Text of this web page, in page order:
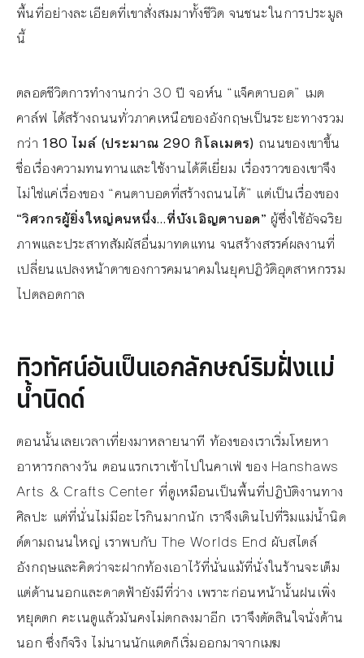
พื้นที่อย่างละเอียดที่เขาสั่งสมมาทั้งชีวิต จนชนะในการประมูล
นี้
ตลอดชีวิตการทำงานกว่า 30 ปี จอห์น “แจ็คตาบอด” เมต
คาล์ฟ ได้สร้างถนนทั่วภาคเหนือของอังกฤษเป็นระยะทางรวม
กว่า 180 ไมล์ (ประมาณ 290 กิโลเมตร) ถนนของเขาขึ้น
ชื่อเรื่องความทนทานและใช้งานได้ดีเยี่ยม เรื่องราวของเขาจึง
ไม่ใช่แค่เรื่องของ “คนตาบอดที่สร้างถนนได้” แต่เป็นเรื่องของ
“วิศวกรผู้ยิ่งใหญ่คนหนึ่ง…ที่บังเอิญตาบอด” ผู้ซึ่งใช้อัจฉริย
ภาพและประสาทสัมผัสอื่นมาทดแทน จนสร้างสรรค์ผลงานที่
เปลี่ยนแปลงหน้าตาของการคมนาคมในยุคปฏิวัติอุตสาหกรรม
ไปตลอดกาล
ทิวทัศน์อันเป็นเอกลักษณ์ริมฝั่งแม่
น้ำนิดด์
ตอนนั้นเลยเวลาเที่ยงมาหลายนาที ท้องของเราเริ่มโหยหา
อาหารกลางวัน ตอนแรกเราเข้าไปในคาเฟ่ ของ Hanshaws
Arts & Crafts Center ที่ดูเหมือนเป็นพื้นที่ปฏิบัติงานทาง
ศิลปะ แต่ที่นั่นไม่มีอะไรกินมากนัก เราจึงเดินไปที่ริมแม่น้ำนิด
ด์ตามถนนใหญ่ เราพบกับ The Worlds End ผับสไตล์
อังกฤษและคิดว่าจะฝากท้องเอาไว้ที่นั่นแม้ที่นั่งในร้านจะเต็ม
แต่ด้านนอกและดาดฟ้ายังมีที่ว่าง เพราะก่อนหน้านั้นฝนเพิ่ง
หยุดตก คะเนดูแล้วมันคงไม่ตกลงมาอีก เราจึงตัดสินใจนั่งด้าน
นอก ซึ่งก็จริง ไม่นานนักแดดก็เริ่มออกมาจากเมฆ